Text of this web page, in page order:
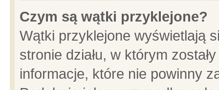
Czym są wątki przyklejone?
Wątki przyklejone wyświetlają
stronie działu, w którym
informacje, które nie powinny